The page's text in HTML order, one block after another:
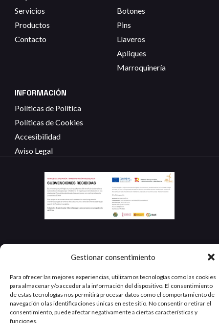
Gestionar consentimiento
Para ofrecer las mejores experiencias, utilizamos tecnologías como las cookies
para almacenar y/o acceder a la información del dispositivo. El consentimiento
de estas tecnologías nos permitirá procesar datos como el comportamiento de
navegación o las identificaciones únicas en este sitio. No consentir o retirar el
consentimiento, puede afectar negativamente a ciertas características y
funciones.
Servicios
Productos
Contacto
Botones
Pins
Llaveros
Apliques
Marroquinería
INFORMACIÓN
Políticas de Política
Políticas de Cookies
Accesibilidad
Aviso Legal
Copyright ©
2026 -
FunCerdá Fornituras Metálicas. Todos
los Derechos Reservados.